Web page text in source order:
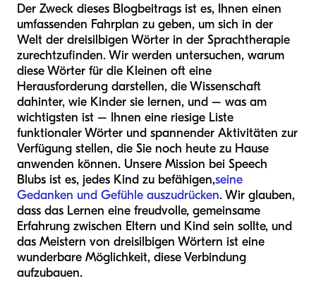
Der Zweck dieses Blogbeitrags ist es, Ihnen einen
umfassenden Fahrplan zu geben, um sich in der
Welt der dreisilbigen Wörter in der Sprachtherapie
zurechtzufinden. Wir werden untersuchen, warum
diese Wörter für die Kleinen oft eine
Herausforderung darstellen, die Wissenschaft
dahinter, wie Kinder sie lernen, und – was am
wichtigsten ist – Ihnen eine riesige Liste
funktionaler Wörter und spannender Aktivitäten zur
Verfügung stellen, die Sie noch heute zu Hause
anwenden können. Unsere Mission bei Speech
Blubs ist es, jedes Kind zu befähigen,seine
Gedanken und Gefühle auszudrücken. Wir glauben,
dass das Lernen eine freudvolle, gemeinsame
Erfahrung zwischen Eltern und Kind sein sollte, und
das Meistern von dreisilbigen Wörtern ist eine
wunderbare Möglichkeit, diese Verbindung
aufzubauen.